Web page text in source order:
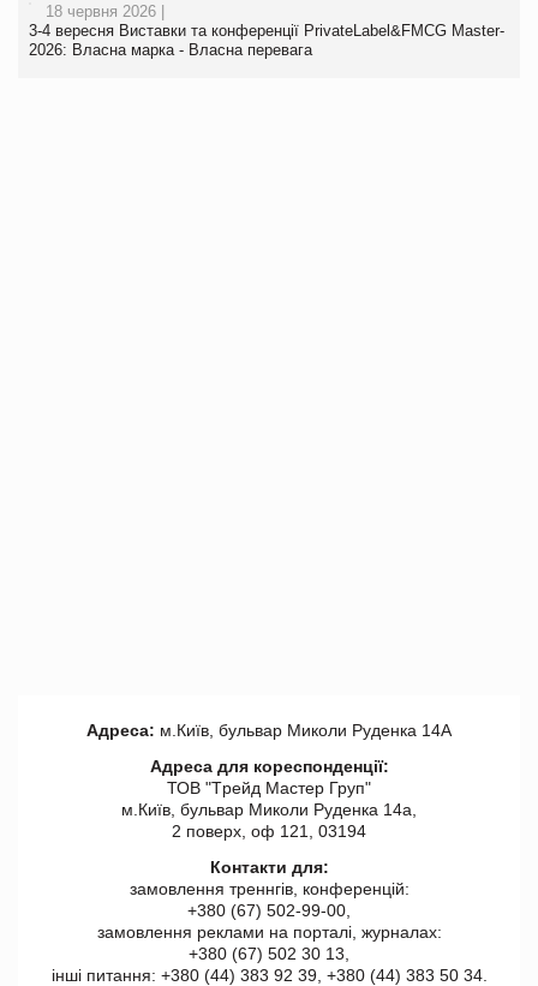
18 червня 2026 |
3-4 вересня Виставки та конференції PrivateLabel&FMCG Master-
2026: Власна марка - Власна перевага
Адреса: м.Київ, бульвар Миколи Руденка 14А
Адреса для кореспонденції:
ТОВ "Tрейд Мастер Груп"
м.Київ, бульвар Миколи Руденка 14а,
2 поверх, оф 121, 03194
Контакти для:
замовлення треннгів, конференцій:
+380 (67) 502-99-00,
замовлення реклами на порталі, журналах:
+380 (67) 502 30 13,
інші питання: +380 (44) 383 92 39, +380 (44) 383 50 34.